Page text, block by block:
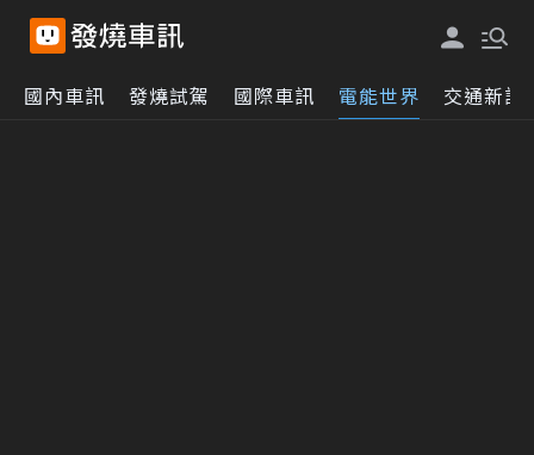
國內車訊 發燒試駕 國際車訊 電能世界 交通新訊